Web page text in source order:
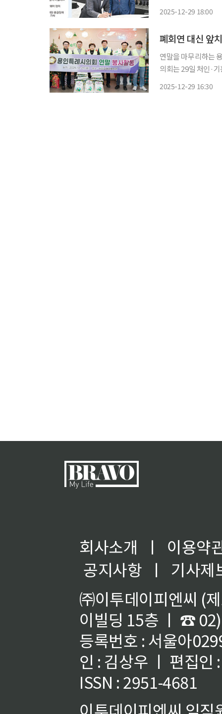
2025-12-29 18:00
폐회연 대신 앞
연말을 마무리하는 용
의회는 29일 처인·
2025-12-29 16:30
회사소개 ㅣ
이용약
공지사항
ㅣ
기사제
㈜이투데이피엔씨 (
이빌딩 15층 ㅣ ☎
등록번호 : 서울아
인 : 김상우 ㅣ 편집인
ISSN : 2951-4681